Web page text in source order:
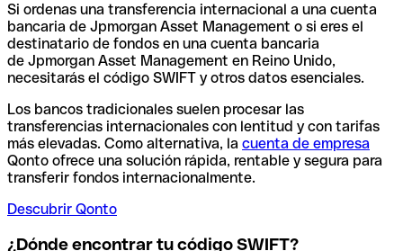
Si ordenas una transferencia internacional a una cuenta
bancaria de Jpmorgan Asset Management o si eres el
destinatario de fondos en una cuenta bancaria
de Jpmorgan Asset Management en Reino Unido,
necesitarás el código SWIFT y otros datos esenciales.
Los bancos tradicionales suelen procesar las
transferencias internacionales con lentitud y con tarifas
más elevadas. Como alternativa, la cuenta de empresa
Qonto ofrece una solución rápida, rentable y segura para
transferir fondos internacionalmente.
Descubrir Qonto
¿Dónde encontrar tu código SWIFT?